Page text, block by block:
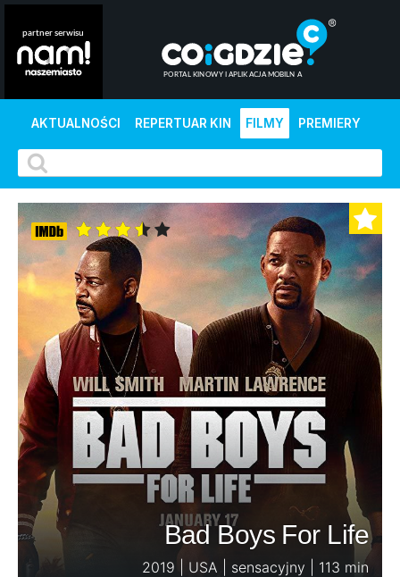
AKTUALNOŚCI REPERTUAR KIN FILMY PREMIERY
Bad Boys For Life
2019 | USA | sensacyjny | 113 min